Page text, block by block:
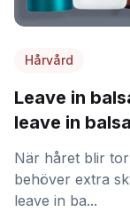
Hårvård
Leave in
leave in
När håret blir
behöver extra
leave in ba...